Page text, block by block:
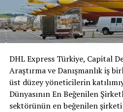
DHL Express Türkiye, Capital
Araştırma ve Danışmanlık iş
üst düzey yöneticilerin
Dünyasının En Beğenilen
sektörünün en beğenilen